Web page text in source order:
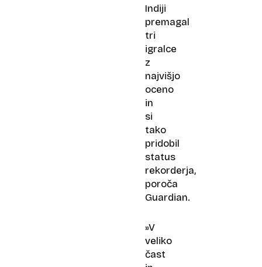
Indiji
premagal
tri
igralce
z
najvišjo
oceno
in
si
tako
pridobil
status
rekorderja,
poroča
Guardian.
»V
veliko
čast